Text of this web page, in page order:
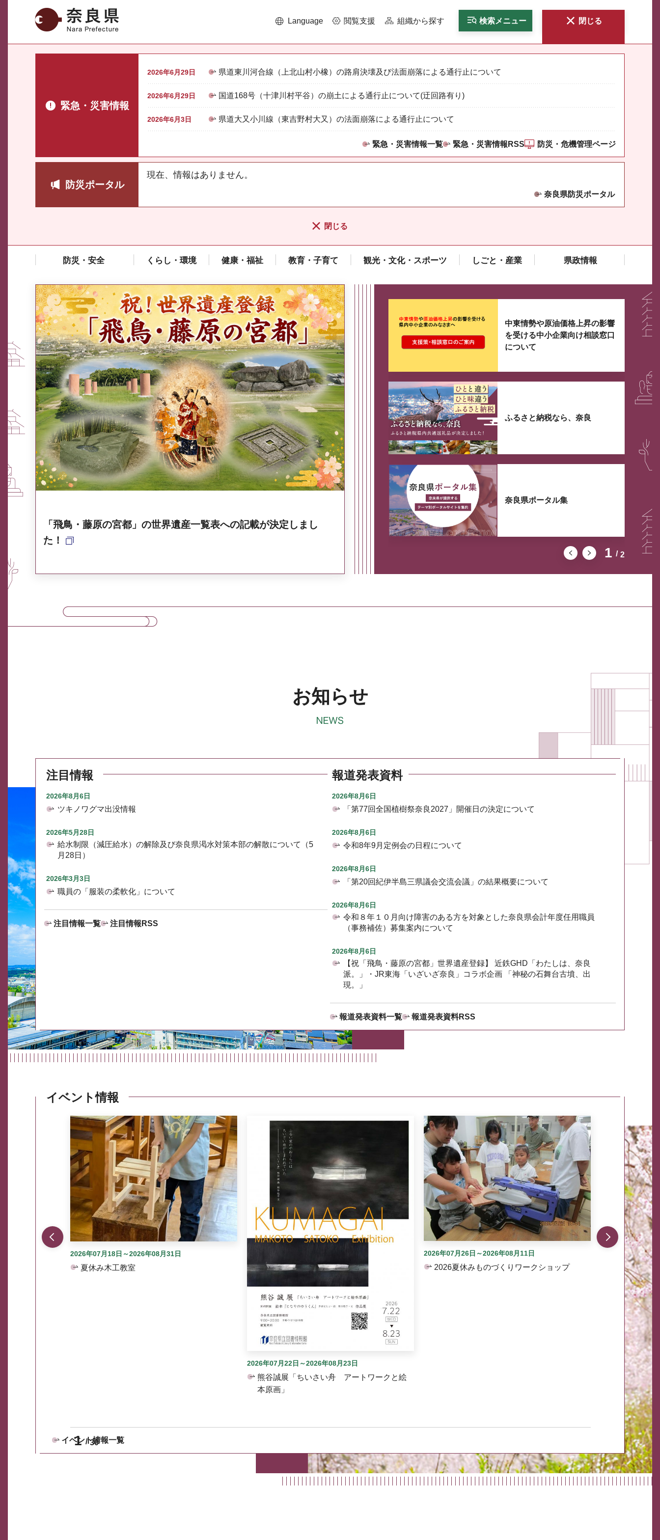
奈良県 Language 閲覧支援 組織から探す 検索メニュー 閉じる
緊急・災害情報
2026年6月29日 県道東川河合線（上北山村小橡）の路肩決壊及び法面崩落による通行止について
2026年6月29日 国道168号（十津川村平谷）の崩土による通行止について(迂回路有り)
2026年6月3日 県道大又小川線（東吉野村大又）の法面崩落による通行止について
緊急・災害情報一覧 緊急・災害情報RSS 防災・危機管理ページ
防災ポータル
現在、情報はありません。
奈良県防災ポータル
閉じる
防災・安全 くらし・環境 健康・福祉 教育・子育て 観光・文化・スポーツ しごと・産業 県政情報
「飛鳥・藤原の宮都」の世界遺産一覧表への記載が決定しまし
た！
ここから最大3つずつ情報が表示されるスライダーがあります。
1 2
中東情勢や原油価格上昇の影響
を受ける中小企業向け相談窓口
について
ふるさと納税なら、奈良
県広報誌「県民だより奈良」
2026年8月号
奈良県政策集
中東情勢や原油価格上昇の影響
を受ける中小企業向け相談窓口
について
ふるさと納税なら、奈良
奈良県ポータル集
お知らせ
注目情報
2026年8月6日
ツキノワグマ出没情報
2026年5月28日
給水制限（減圧給水）の解除及び奈良県渇水対策本部の解散について（5
月28日）
2026年3月3日
職員の「服装の柔軟化」について
注目情報一覧 注目情報RSS
報道発表資料
2026年8月6日
「第77回全国植樹祭奈良2027」開催日の決定について
2026年8月6日
令和8年9月定例会の日程について
2026年8月6日
「第20回紀伊半島三県議会交流会議」の結果概要について
2026年8月6日
令和８年１０月向け障害のある方を対象とした奈良県会計年度任用職員
（事務補佐）募集案内について
2026年8月6日
【祝「飛鳥・藤原の宮都」世界遺産登録】 近鉄GHD「わたしは、奈良
派。」・JR東海「いざいざ奈良」コラボ企画 「神秘の石舞台古墳、出
現。」
報道発表資料一覧 報道発表資料RSS
イベント情報
1 30
2026年07月18日～2026年08月31日
夏休み木工教室
2026年07月22日～2026年08月23日
熊谷誠展「ちいさい舟 アートワークと絵
本原画」
2026年07月26日～2026年08月11日
2026夏休みものづくりワークショップ
イベント情報一覧